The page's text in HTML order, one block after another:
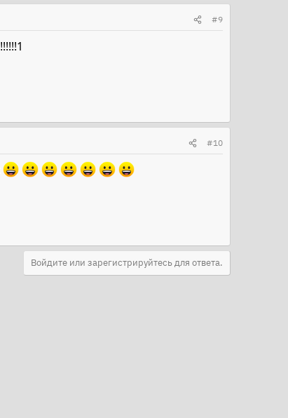
#9
#10
Войдите или зарегистрируйтесь для ответа.